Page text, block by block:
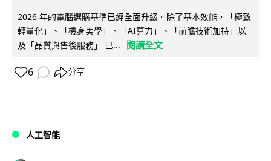
2026 年的電腦選購基準已經全面升級。除了基本效能，「極致
輕量化」、「機身美學」、「AI算力」、「前瞻技術加持」以
及「品質與售後服務」 已...
閱讀全文
6 分享
人工智能